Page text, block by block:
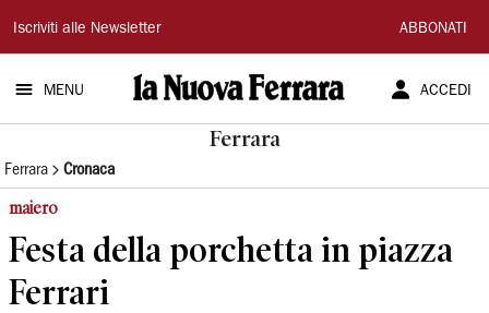
La
Nuova
Ferrara
Iscriviti alle Newsletter ABBONATI
MENU ACCEDI
Ferrara
Ferrara Cronaca
maiero
Festa della porchetta in piazza
Ferrari